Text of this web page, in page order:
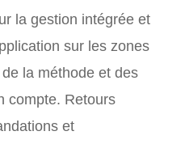
la gestion intégrée et
sur les zones
la méthode et des
compte. Retours
et